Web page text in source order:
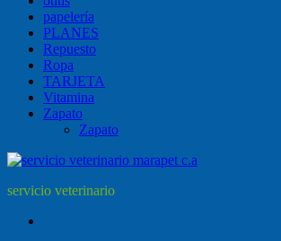
papelería
PLANES
Repuesto
Ropa
TARJETA
Vitamina
Zapato
Zapato
servicio veterinario